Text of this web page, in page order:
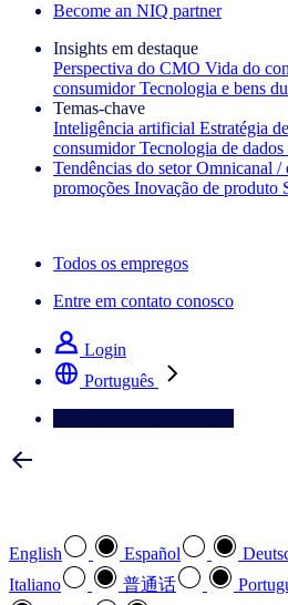
Become an NIQ partner
Insights em destaque
Perspectiva do CMO Vida do
consumidor Tecnologia e bens
Temas‑chave
Inteligência artificial Estratégia
consumidor Tecnologia de dados
Tendências do setor Omnicanal /
promoções Inovação de produto
Todos os empregos
Entre em contato conosco
Login
Português
English Español
Italiano
普通话